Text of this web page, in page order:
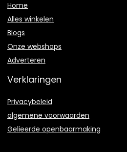
Home
Alles winkelen
Blogs
Onze webshops
Adverteren
Verklaringen
Privacybeleid
algemene voorwaarden
Gelieerde openbaarmaking